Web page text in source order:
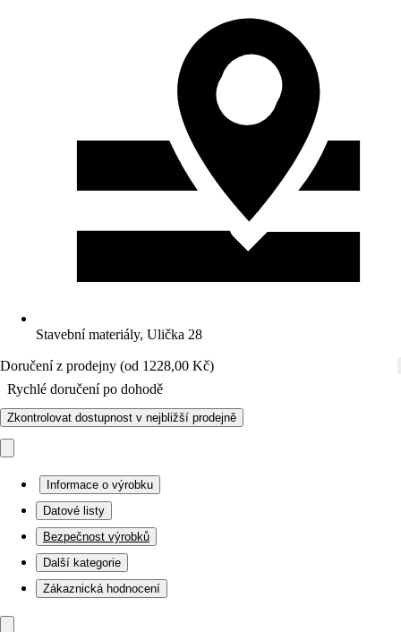
Stavební materiály, Ulička 28
Doručení z prodejny (od 1228,00 Kč)
Rychlé doručení po dohodě
Zkontrolovat dostupnost v nejbližší prodejně
Informace o výrobku
Datové listy
Bezpečnost výrobků
Další kategorie
Zákaznická hodnocení